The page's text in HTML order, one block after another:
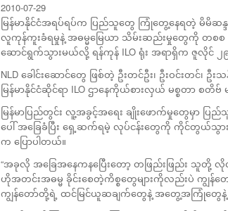
2010-07-29
မြန်မာနိုင်ငံအရပ်ရပ်က ပြည်သူတွေ ကြုံတွေ့နေရတဲ့ မိမိဆန္ဒ
လူကုန်ကူးခံရမှုနဲ့ အဓမ္မမြေယာ သိမ်းဆည်းမှုတွေကို တစစ လျ
ဆောင်ရွက်သွားမယ်လို့ ရန်ကုန် ILO ရုံး အရာရှိက ဇူလိုင် ၂၉
NLD ခေါင်းဆောင်တွေ ဖြစ်တဲ့ ဦးတင်ဦး၊ ဦးဝင်းတင်၊ ဦ
မြန်မာနိုင်ငံဆိုင်ရာ ILO ဌာနေကိုယ်စားလှယ် မစ္စတာ စတိ
မြန်မာပြည်တွင်း လူ့အခွင့်အရေး ချိုးဖောက်မှုတွေမှာ
ပေါ် အခြေခံပြီး ရှေ့ဆက်ရမဲ့ လုပ်ငန်းတွေကို ကိုင်တွယ်သွား
က ပြောပါတယ်။
“အခုလို အခြေအနေကနပြေီးတော့ တဖြည်းဖြည်း သူ
ဟိုအတင်းအဓမ္မ ခိုင်းစေတဲ့ကိစ္စတွေများကိုလည်းပဲ ကျွန်
ကျွန်တော်တို့ရဲ့ ထင်မြင်ယူဆချက်တွေနဲ့ အတွေ့အကြုံတွေ